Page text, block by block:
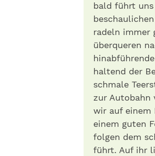
bald führt
radeln immer
überqueren
haltend der
schmale
zur Autobahn
wir auf einem
einem guten
folgen dem
führt. Auf ihr